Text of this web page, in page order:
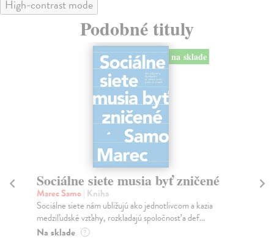
High-contrast mode
Podobné tituly
na sklade
Sociálne siete musia byť zničené
Marec Samo| Kniha
Sociálne siete nám ubližujú ako jednotlivcom a kazia
medziľudské vzťahy, rozkladajú spoločnosť a def...
Na sklade ?